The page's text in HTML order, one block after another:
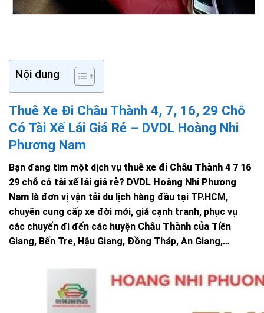
Nội dung
Thuê Xe Đi Châu Thành 4, 7, 16, 29 Chỗ
Có Tài Xế Lái Giá Rẻ – DVDL Hoàng Nhi
Phương Nam
Bạn đang tìm một dịch vụ thuê xe đi Châu Thành 4 7 16
29 chỗ có tài xế lái giá rẻ? DVDL Hoàng Nhi Phương
Nam là đơn vị vận tải du lịch hàng đầu tại TP.HCM,
chuyên cung cấp xe đời mới, giá cạnh tranh, phục vụ
các chuyến đi đến các huyện Châu Thành của Tiền
Giang, Bến Tre, Hậu Giang, Đồng Tháp, An Giang,…